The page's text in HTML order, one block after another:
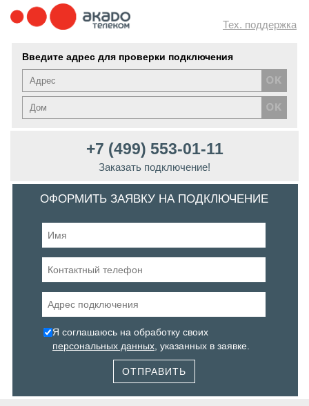
Тех. поддержка
Введите адрес для проверки подключения
+7 (499) 553-01-11
Заказать подключение!
ОФОРМИТЬ ЗАЯВКУ НА ПОДКЛЮЧЕНИЕ
Я соглашаюсь на обработку своих
персональных данных , указанных в заявке.
ОТПРАВИТЬ